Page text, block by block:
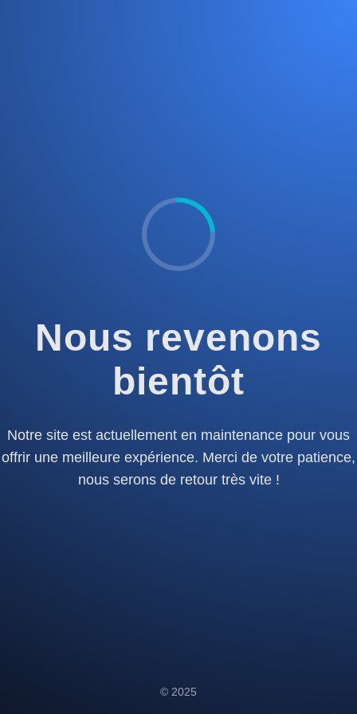
Nous revenons
bientôt
Notre site est actuellement en maintenance pour vous
offrir une meilleure expérience. Merci de votre patience,
nous serons de retour très vite !
© 2025